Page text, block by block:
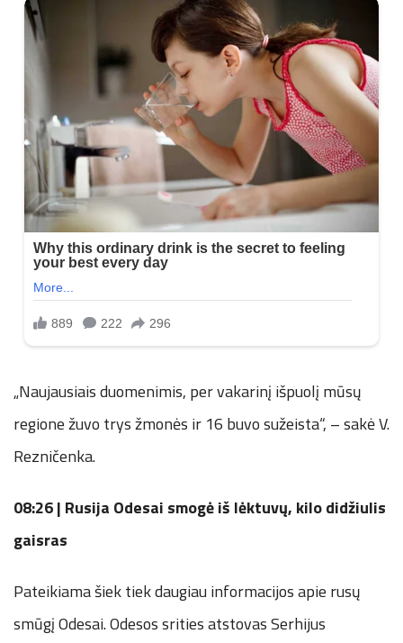
„Naujausiais duomenimis, per vakarinį išpuolį mūsų
regione žuvo trys žmonės ir 16 buvo sužeista“, – sakė V.
Rezničenka.
08:26 | Rusija Odesai smogė iš lėktuvų, kilo didžiulis
gaisras
Pateikiama šiek tiek daugiau informacijos apie rusų
smūgį Odesai. Odesos srities atstovas Serhijus